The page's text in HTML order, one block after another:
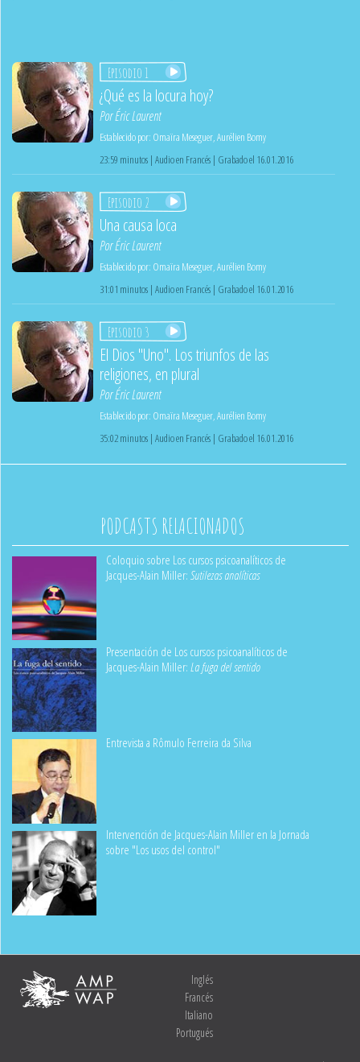
Episodio 1
¿Qué es la locura hoy?
PorÉric Laurent
Establecido por: Omaïra Meseguer, Aurélien Bomy
23:59 minutos | Audio en Francés | Grabado el 16.01.2016
Episodio 2
Una causa loca
PorÉric Laurent
Establecido por: Omaïra Meseguer, Aurélien Bomy
31:01 minutos | Audio en Francés | Grabado el 16.01.2016
Episodio 3
El Dios "Uno". Los triunfos de las
religiones, en plural
PorÉric Laurent
Establecido por: Omaïra Meseguer, Aurélien Bomy
35:02 minutos | Audio en Francés | Grabado el 16.01.2016
PODCASTS RELACIONADOS
Coloquio sobre Los cursos psicoanalíticos de
Jacques-Alain Miller: Sutilezas analíticas
Presentación de Los cursos psicoanalíticos de
Jacques-Alain Miller:La fuga del sentido
Entrevista a Rômulo Ferreira da Silva
Intervención de Jacques-Alain Miller en la Jornada
sobre "Los usos del control"
Inglés
Francés
Italiano
Portugués